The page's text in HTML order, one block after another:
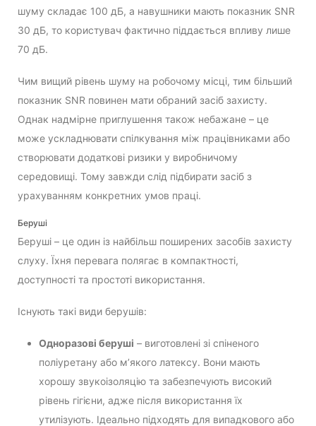
шуму складає 100 дБ, а навушники мають показник SNR
30 дБ, то користувач фактично піддається впливу лише
70 дБ.
Чим вищий рівень шуму на робочому місці, тим більший
показник SNR повинен мати обраний засіб захисту.
Однак надмірне приглушення також небажане – це
може ускладнювати спілкування між працівниками або
створювати додаткові ризики у виробничому
середовищі. Тому завжди слід підбирати засіб з
урахуванням конкретних умов праці.
Беруші
Беруші – це один із найбільш поширених засобів захисту
слуху. Їхня перевага полягає в компактності,
доступності та простоті використання.
Існують такі види берушів:
Одноразові беруші – виготовлені зі спіненого
поліуретану або м’якого латексу. Вони мають
хорошу звукоізоляцію та забезпечують високий
рівень гігієни, адже після використання їх
утилізують. Ідеально підходять для випадкового або